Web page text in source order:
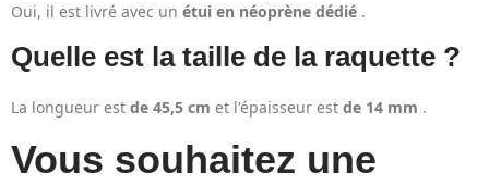
Oui, il est livré avec un étui en néoprène dédié .
Quelle est la taille de la raquette ?
La longueur est de 45,5 cm et l'épaisseur est de 14 mm .
Vous souhaitez une